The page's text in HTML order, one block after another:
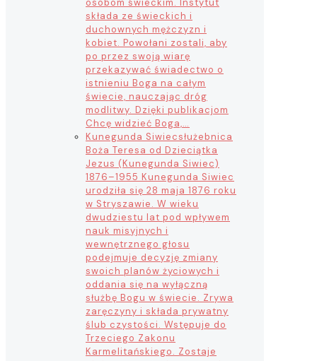
składa ze świeckich i
duchownych mężczyzn i
kobiet. Powołani zostali, aby
po przez swoją wiarę
przekazywać świadectwo o
istnieniu Boga na całym
świecie, nauczając dróg
modlitwy. Dzięki publikacjom
Chcę widzieć Boga,…
Kunegunda Siwiecsłużebnica
Boża Teresa od Dzieciątka
Jezus (Kunegunda Siwiec)
1876–1955 Kunegunda Siwiec
urodziła się 28 maja 1876 roku
w Stryszawie. W wieku
dwudziestu lat pod wpływem
nauk misyjnych i
wewnętrznego głosu
podejmuje decyzję zmiany
swoich planów życiowych i
oddania się na wyłączną
służbę Bogu w świecie. Zrywa
zaręczyny i składa prywatny
ślub czystości. Wstępuje do
Trzeciego Zakonu
Karmelitańskiego. Zostaje